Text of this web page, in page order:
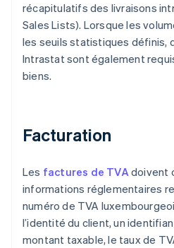
récapitulatifs des livraisons
Sales Lists). Lorsque les
les seuils statistiques définis,
Intrastat sont également
biens.
Facturation
Les factures de TVAdoivent
informations réglementaires
numéro de TVA
l’identité du client, un
montant taxable, le taux de